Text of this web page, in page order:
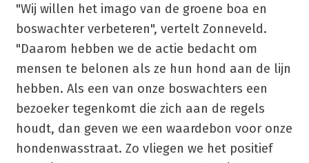
"Wij willen het imago van de groene boa en
boswachter verbeteren", vertelt Zonneveld.
"Daarom hebben we de actie bedacht om
mensen te belonen als ze hun hond aan de lijn
hebben. Als een van onze boswachters een
bezoeker tegenkomt die zich aan de regels
houdt, dan geven we een waardebon voor onze
hondenwasstraat. Zo vliegen we het positief